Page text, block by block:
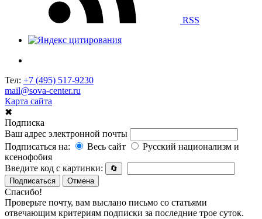
RSS
Тел: +7 (495) 517-9230
mail@sova-center.ru
Карта сайта
✖
Подписка
Ваш адрес электронной почты
Подписаться на:
Весь сайт
Русский национализм и
ксенофобия
Введите код с картинки:
🔄
Подписаться
Отмена
Спасибо!
Проверьте почту, вам выслано письмо со статьями
отвечающим критериям подписки за последние трое суток.